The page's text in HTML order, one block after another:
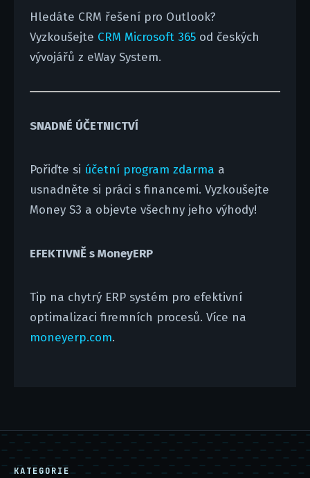
Hledáte CRM řešení pro Outlook?
Vyzkoušejte CRM Microsoft 365od českých
vývojářů z eWay System.
SNADNÉ ÚČETNICTVÍ
Pořiďte si účetní program zdarma a
usnadněte si práci s financemi. Vyzkoušejte
Money S3 a objevte všechny jeho výhody!
EFEKTIVNĚ s MoneyERP
Tip na chytrý ERP systém pro efektivní
optimalizaci firemních procesů. Více na
moneyerp.com.
KATEGORIE